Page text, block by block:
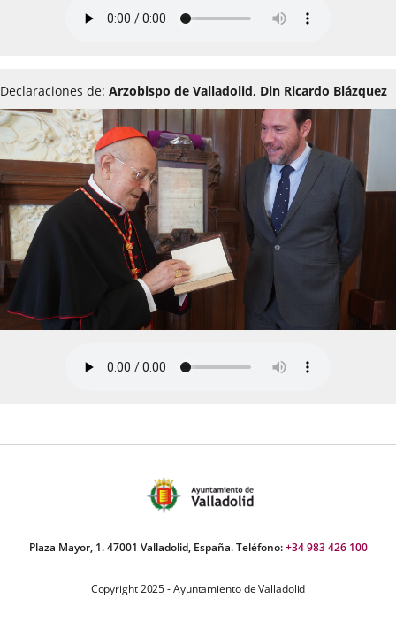
Declaraciones de: Arzobispo de Valladolid, Din Ricardo Blázquez
Plaza Mayor, 1. 47001 Valladolid, España. Teléfono:+34 983 426 100
Copyright 2025 - Ayuntamiento de Valladolid